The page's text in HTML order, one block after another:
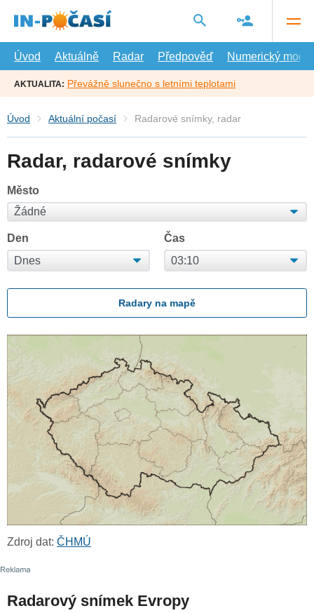
hlavní
Úvod
Aktuálně Radar Předpověď Numerický model
AKTUALITA: Převážně slunečno s letními teplotami
Úvod Aktuální počasí Radarové snímky, radar
Radar, radarové snímky
Město
Den Čas
Radary na mapě
Zdroj dat: ČHMÚ
Radarový snímek Evropy